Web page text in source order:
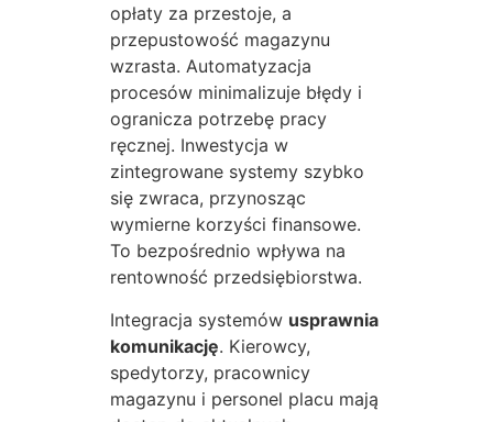
opłaty za przestoje, a
przepustowość magazynu
wzrasta. Automatyzacja
procesów minimalizuje błędy i
ogranicza potrzebę pracy
ręcznej. Inwestycja w
zintegrowane systemy szybko
się zwraca, przynosząc
wymierne korzyści finansowe.
To bezpośrednio wpływa na
rentowność przedsiębiorstwa.
Integracja systemów usprawnia
komunikację. Kierowcy,
spedytorzy, pracownicy
magazynu i personel placu mają